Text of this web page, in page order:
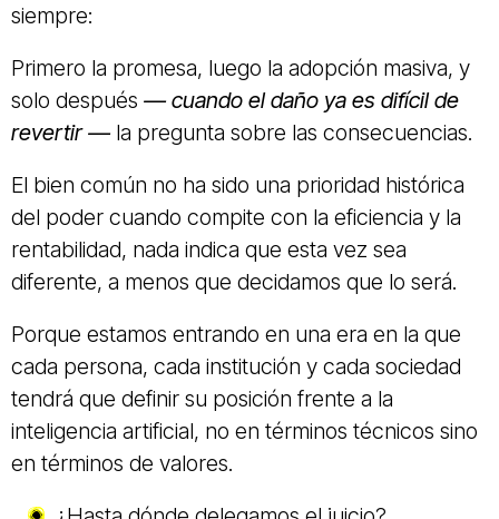
siempre:
Primero la promesa, luego la adopción masiva, y
solo después — cuando el daño ya es difícil de
revertir — la pregunta sobre las consecuencias.
El bien común no ha sido una prioridad histórica
del poder cuando compite con la eficiencia y la
rentabilidad, nada indica que esta vez sea
diferente, a menos que decidamos que lo será.
Porque estamos entrando en una era en la que
cada persona, cada institución y cada sociedad
tendrá que definir su posición frente a la
inteligencia artificial, no en términos técnicos sino
en términos de valores.